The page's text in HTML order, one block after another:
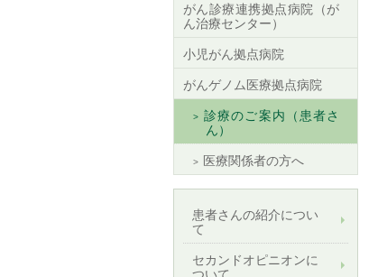
がん診療連携拠点病院（が
ん治療センター）
小児がん拠点病院
がんゲノム医療拠点病院
診療のご案内（患者さ
ん）
医療関係者の方へ
患者さんの紹介につい
て
セカンドオピニオンに
ついて